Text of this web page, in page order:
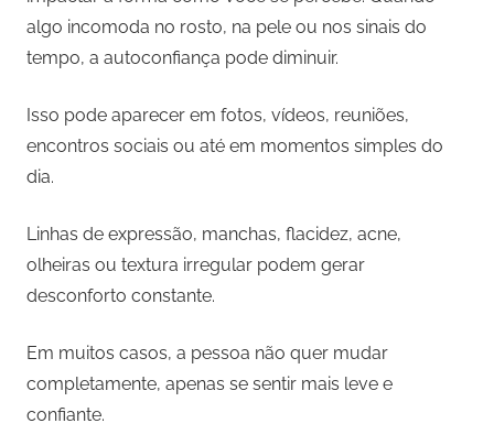
algo incomoda no rosto, na pele ou nos sinais do
tempo, a autoconfiança pode diminuir.
Isso pode aparecer em fotos, vídeos, reuniões,
encontros sociais ou até em momentos simples do
dia.
Linhas de expressão, manchas, flacidez, acne,
olheiras ou textura irregular podem gerar
desconforto constante.
Em muitos casos, a pessoa não quer mudar
completamente, apenas se sentir mais leve e
confiante.